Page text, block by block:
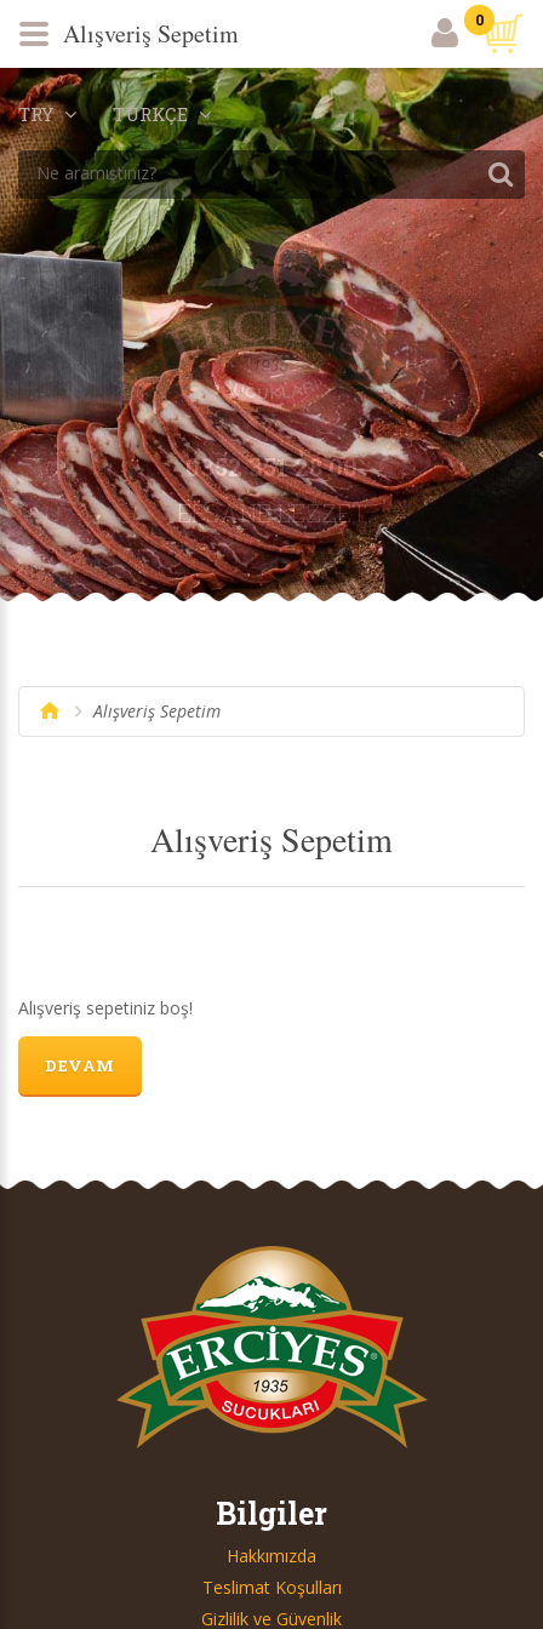
TRY TÜRKÇE
0352 351 28 00
0
EFSANE LEZZET
Alışveriş Sepetim
Alışveriş Sepetim
Alışveriş sepetiniz boş!
DEVAM
Bilgiler
Hakkımızda
Teslimat Koşulları
Gizlilik ve Güvenlik
Alışveriş Sepetim